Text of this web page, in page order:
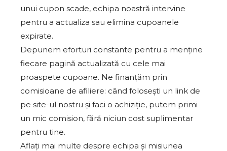
unui cupon scade, echipa noastră intervine
pentru a actualiza sau elimina cupoanele
expirate.
Depunem eforturi constante pentru a menține
fiecare pagină actualizată cu cele mai
proaspete cupoane. Ne finanțăm prin
comisioane de afiliere: când folosești un link de
pe site-ul nostru și faci o achiziție, putem primi
un mic comision, fără niciun cost suplimentar
pentru tine.
Aflați mai multe despre echipa și misiunea